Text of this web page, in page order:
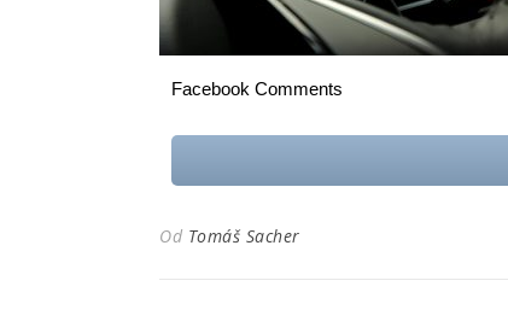
Facebook Comments
Od Tomáš Sacher